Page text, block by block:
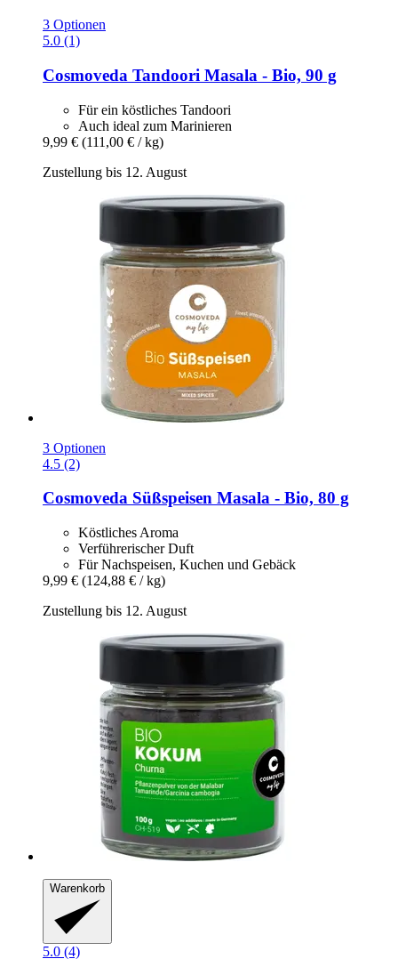
3 Optionen
5.0 (1)
Cosmoveda Tandoori Masala -​ Bio, 90 g
Für ein köstliches Tandoori
Auch ideal zum Marinieren
9,99 € (111,00 € / kg)
Zustellung bis 12. August
3 Optionen
4.5 (2)
Cosmoveda Süßspeisen Masala -​ Bio, 80 g
Köstliches Aroma
Verführerischer Duft
Für Nachspeisen, Kuchen und Gebäck
9,99 € (124,88 € / kg)
Zustellung bis 12. August
Warenkorb
5.0 (4)